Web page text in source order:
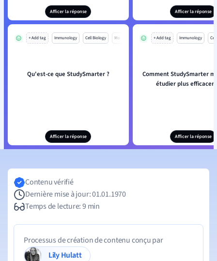
Afficer la réponse Afficer la réponse
+ Add tag Immunology Cell Biology Mo
Qu'est-ce que StudySmarter ?
Afficer la réponse
+ Add tag Immunology
Comment StudySmarter
étudier plus
Afficer la réponse
Contenu vérifié
Dernière mise à jour: 01.01.1970
Temps de lecture: 9 min
Processus de création de contenu conçu par
Lily Hulatt